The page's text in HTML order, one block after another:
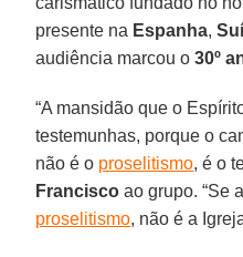
presente na Espanha,
audiência marcou o30º
“A mansidão que o
testemunhas, porque o
não é o proselitismo, é o
Francisco ao grupo. “Se
proselitismo, não é a